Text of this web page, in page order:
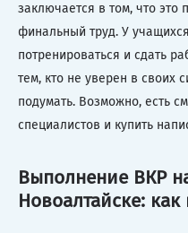
заключается в том, что
финальный труд. У
потренироваться и сдать
тем, кто не уверен в своих
подумать. Возможно, есть
специалистов и купить
Выполнение ВКР
Новоалтайске: